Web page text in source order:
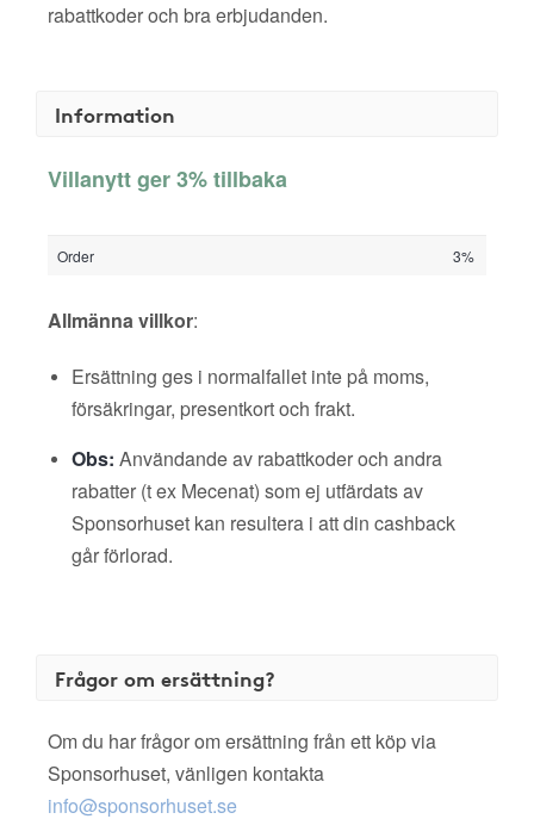
rabattkoder och bra erbjudanden.
Information
Villanytt ger 3% tillbaka
Order 3%
Allmänna villkor:
Ersättning ges i normalfallet inte på moms,
försäkringar, presentkort och frakt.
Obs: Användande av rabattkoder och andra
rabatter (t ex Mecenat) som ej utfärdats av
Sponsorhuset kan resultera i att din cashback
går förlorad.
Frågor om ersättning?
Om du har frågor om ersättning från ett köp via
Sponsorhuset, vänligen kontakta
info@sponsorhuset.se